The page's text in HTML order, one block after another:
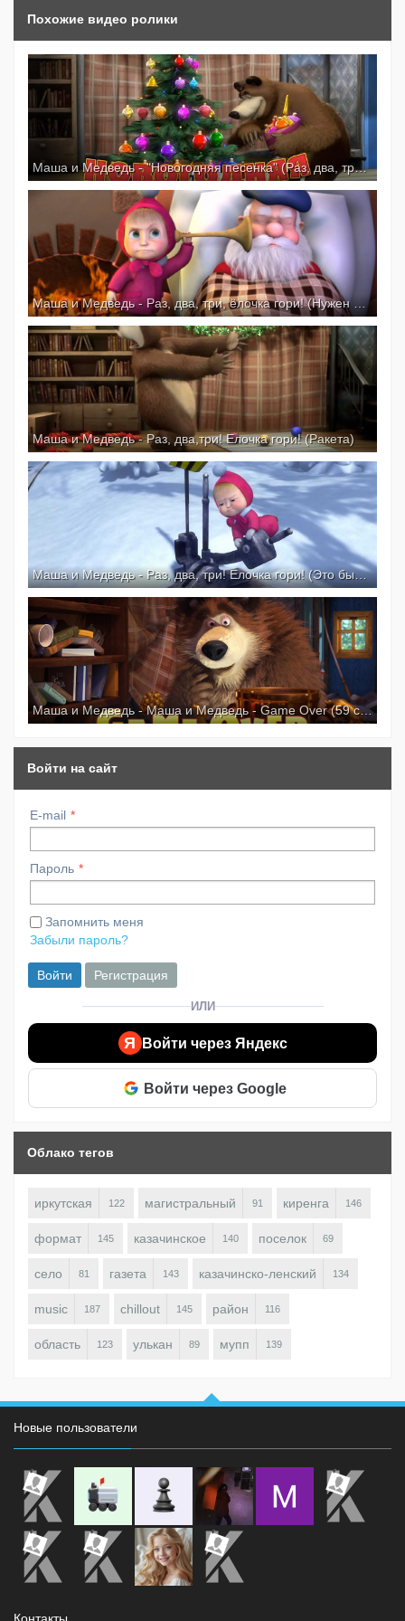
Похожие видео ролики
Маша и Медведь - "Новогодняя песенка" (Раз, два, три! Елочка, гори!)
Маша и Медведь - Раз, два, три, ёлочка гори! (Нужен пастельный лежим!)
Маша и Медведь - Раз, два,три! Елочка гори! (Ракета)
Маша и Медведь - Раз, два, три! Елочка гори! (Это был Дед Мороз, да да)
Маша и Медведь - Маша и Медведь - Game Over (59 серия) Премьера новой серии!
Войти на сайт
E-mail
Пароль
Запомнить меня
Забыли пароль?
Войти Регистрация
ИЛИ
Я Войти через Яндекс
Войти через Google
Облако тегов
иркутская 122 магистральный 91 киренга 146
формат 145 казачинское 140 поселок 69
село 81 газета 143 казачинско-ленский 134
music 187 chillout 145 район 116
область 123 улькан 89 мупп 139
Новые пользователи